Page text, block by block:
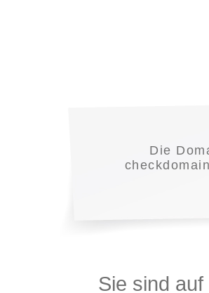
Die
Sie sind